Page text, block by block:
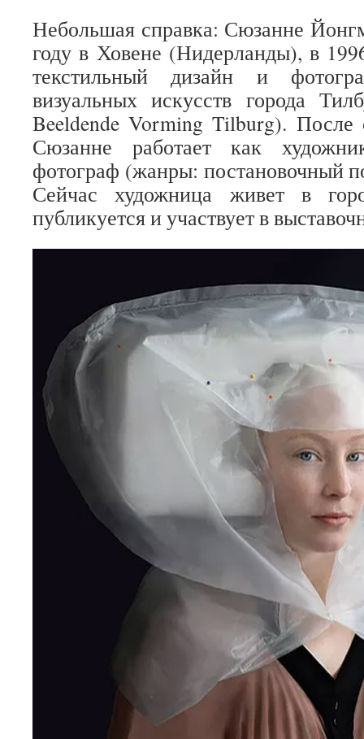
Небольшая справка: Сюзанне
году в Ховене (Нидерланды), в
текстильный дизайн и
визуальных искусств города
Beeldende Vorming Tilburg). После
Сюзанне работает как
фотограф (жанры: постановочный
Сейчас художница живет в
публикуется и участвует в